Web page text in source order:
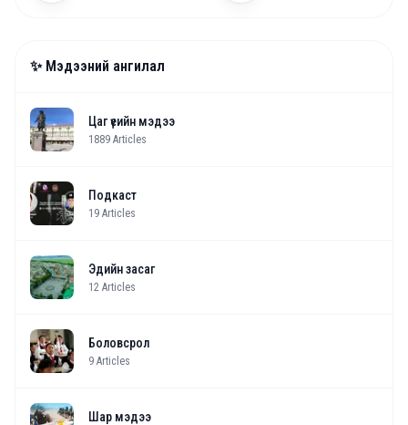
✨ Мэдээний ангилал
Цаг үеийн мэдээ
1889 Articles
Подкаст
19 Articles
Эдийн засаг
12 Articles
Боловсрол
9 Articles
Шар мэдээ